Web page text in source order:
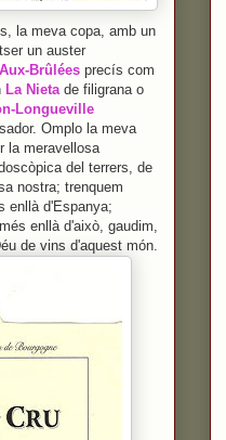
la meva copa, amb un
un auster
Aux-Brûlées precís com
La Nietade filigrana o
Longueville
Omplo la meva
la meravellosa
del terrers, de
nostra; trenquem
enllà d'Espanya;
enllà d'això, gaudim,
de vins d'aquest món.